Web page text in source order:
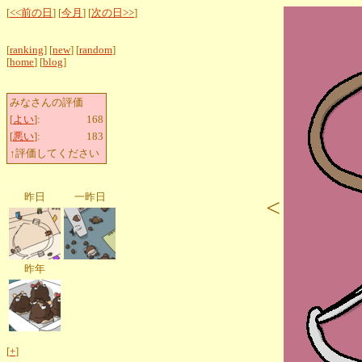
[<<前の日 ] [今月 ] [次の日>>]
[ranking] [new] [random]
[home] [blog]
みなさんの評価
[よい]:
168
[悪い]:
183
↑評価してください
昨日 一昨日
昨年
[+]
<